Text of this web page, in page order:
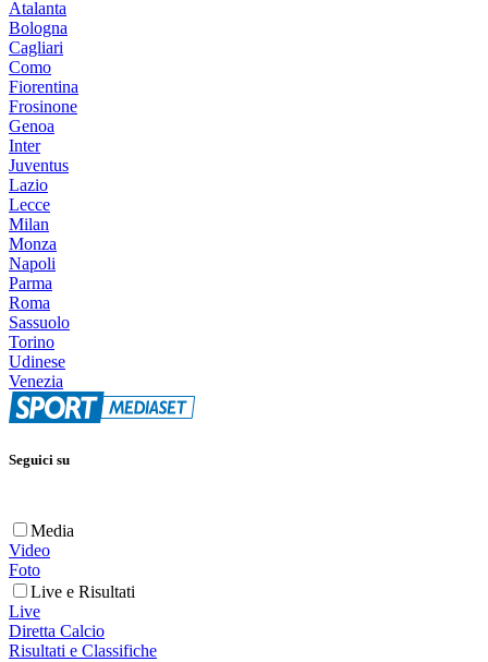
Atalanta
Bologna
Cagliari
Como
Fiorentina
Frosinone
Genoa
Inter
Juventus
Lazio
Lecce
Milan
Monza
Napoli
Parma
Roma
Sassuolo
Torino
Udinese
Venezia
Seguici su
Media
Video
Foto
Live e Risultati
Live
Diretta Calcio
Risultati e Classifiche